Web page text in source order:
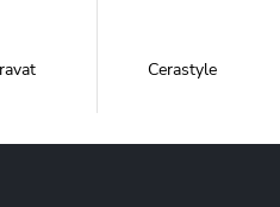
Cerastyle